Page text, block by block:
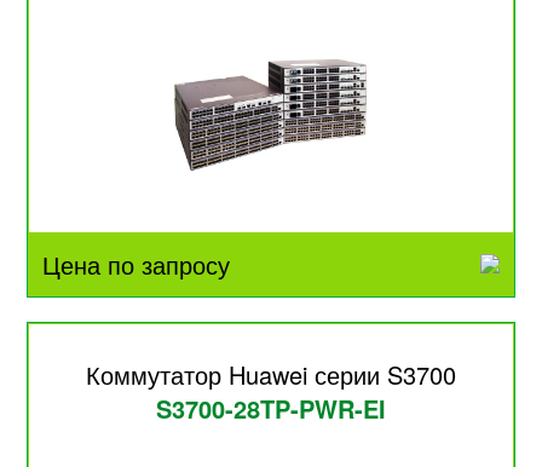
Цена по запросу
Коммутатор Huawei серии S3700
S3700-28TP-PWR-EI